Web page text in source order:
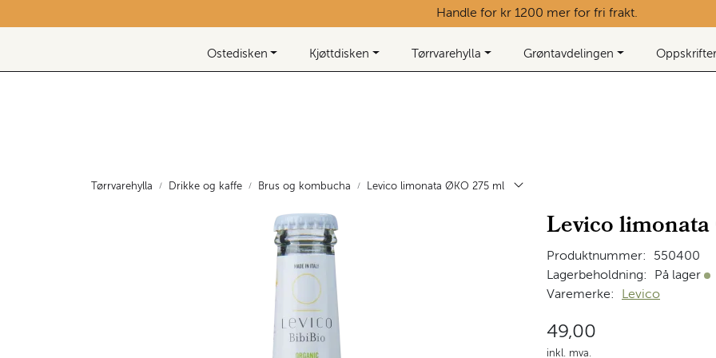
Handle for kr 1200 mer for fri frakt.
Ostedisken Kjøttdisken Tørrvarehylla Grøntavdelingen Oppskrifter
Tørrvarehylla Drikke og kaffe Brus og kombucha Levico limonata ØKO 275 ml
Levico
Produktnummer:
550400
Lagerbeholdning:
På lager
Varemerke: Levico
49,00
inkl. mva.